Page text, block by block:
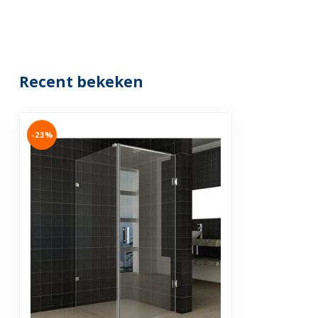
Recent bekeken
-23%